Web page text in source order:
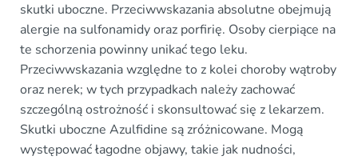
skutki uboczne. Przeciwwskazania absolutne obejmują
alergie na sulfonamidy oraz porfirię. Osoby cierpiące na
te schorzenia powinny unikać tego leku.
Przeciwwskazania względne to z kolei choroby wątroby
oraz nerek; w tych przypadkach należy zachować
szczególną ostrożność i skonsultować się z lekarzem.
Skutki uboczne Azulfidine są zróżnicowane. Mogą
występować łagodne objawy, takie jak nudności,